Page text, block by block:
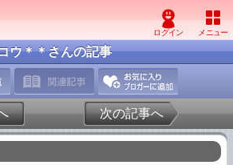
ウ＊＊さんの記事
次の記事へ